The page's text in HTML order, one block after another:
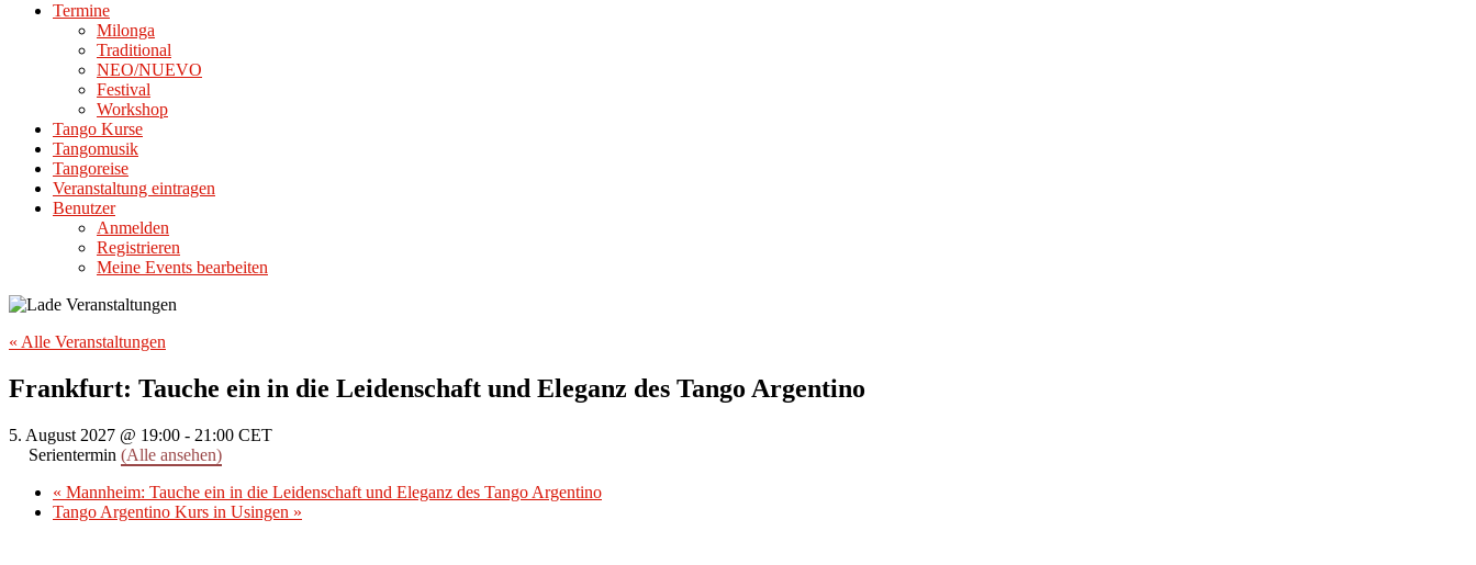
Termine
Milonga
Traditional
NEO/NUEVO
Festival
Workshop
Tango Kurse
Tangomusik
Tangoreise
Veranstaltung eintragen
Benutzer
Anmelden
Registrieren
Meine Events bearbeiten
« Alle Veranstaltungen
Frankfurt: Tauche ein in die Leidenschaft und Eleganz des Tango Argentino
5. August 2027 @ 19:00 - 21:00 CET
Serientermin (Alle ansehen)
« Mannheim: Tauche ein in die Leidenschaft und Eleganz des Tango Argentino
Tango Argentino Kurs in Usingen »